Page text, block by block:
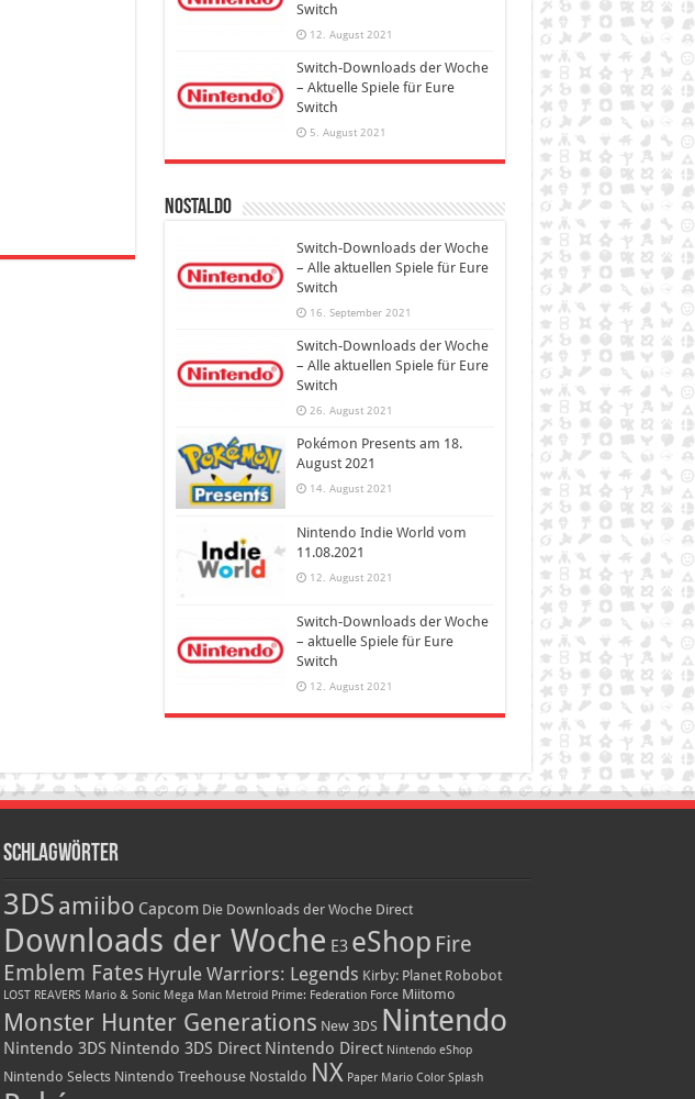
Switch
12. August 2021
Switch-Downloads der Woche
– Aktuelle Spiele für Eure
Switch
5. August 2021
Nostaldo
Switch-Downloads der Woche
– Alle aktuellen Spiele für Eure
Switch
16. September 2021
Switch-Downloads der Woche
– Alle aktuellen Spiele für Eure
Switch
26. August 2021
Pokémon Presents am 18.
August 2021
14. August 2021
Nintendo Indie World vom
11.08.2021
12. August 2021
Switch-Downloads der Woche
– aktuelle Spiele für Eure
Switch
12. August 2021
Schlagwörter
3DS amiibo Capcom Die Downloads der Woche Direct
Downloads der Woche E3 eShop Fire
Emblem Fates Hyrule Warriors: Legends Kirby: Planet Robobot
LOST REAVERS Mario & Sonic Mega Man Metroid Prime: Federation Force Miitomo
Monster Hunter Generations New 3DS Nintendo
Nintendo 3DS Nintendo 3DS Direct Nintendo Direct Nintendo eShop
Nintendo Selects Nintendo Treehouse Nostaldo NX Paper Mario Color Splash